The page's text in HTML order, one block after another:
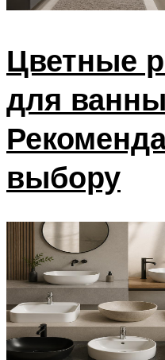
Цветные
для
выбору